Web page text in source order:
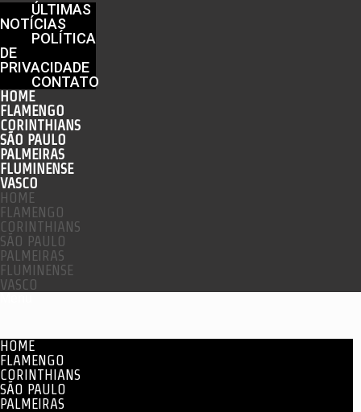
ÚLTIMAS
NOTÍCIAS
POLÍTICA
DE
PRIVACIDADE
CONTATO
HOME
FLAMENGO
CORINTHIANS
SÃO PAULO
PALMEIRAS
FLUMINENSE
VASCO
HOME
FLAMENGO
CORINTHIANS
SÃO PAULO
PALMEIRAS
FLUMINENSE
VASCO
HOME
FLAMENGO
CORINTHIANS
SÃO PAULO
PALMEIRAS